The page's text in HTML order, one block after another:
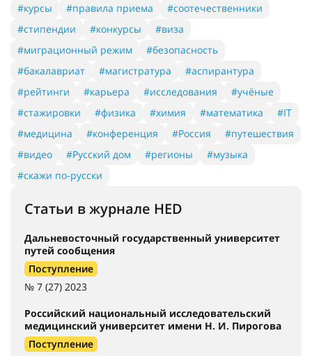
#курсы
#правила приема
#соотечественники
#стипендии
#конкурсы
#виза
#миграционный режим
#безопасность
#бакалавриат
#магистратура
#аспирантура
#рейтинги
#карьера #исследования
#учёные
#стажировки
#физика #химия #математика
#IT
#медицина
#конференция #Россия
#путешествия
#видео
#Русский дом #регионы
#музыка
#скажи по-русски
Статьи в журнале HED
Дальневосточный государственный университет
путей сообщения
Поступление
№ 7 (27) 2023
Российский национальный исследовательский
медицинский университет имени Н. И. Пирогова
Поступление